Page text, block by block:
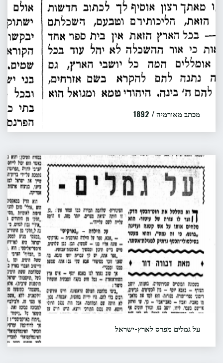
נשדידן"
מכתב מאורמיה / 1892
קראו עוד..."מכתב
מאורמיה
/
1892"
גמלים
מפרס
לארץ-ישראל
על גמלים מפרס לארץ-ישראל